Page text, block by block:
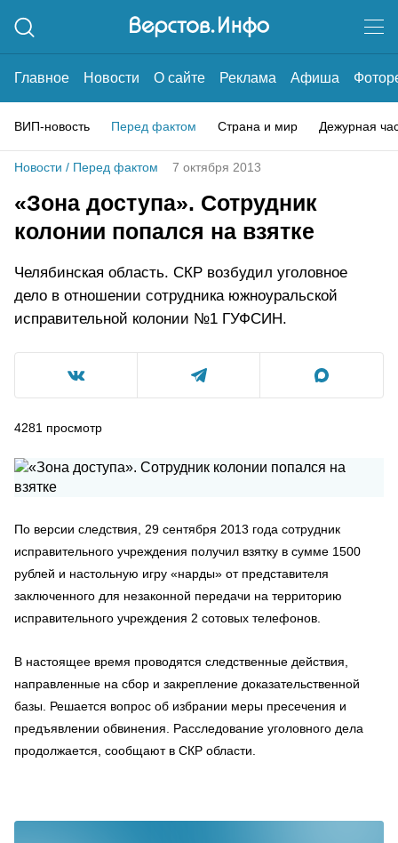
Главное Новости О сайте Реклама Афиша
ВИП-новость Перед фактом Страна и мир Дежурная
Новости / Перед фактом 7 октября 2013
«Зона доступа». Сотрудник
колонии попался на взятке
Челябинская область. СКР возбудил уголовное
дело в отношении сотрудника южноуральской
исправительной колонии №1 ГУФСИН.
4281 просмотр
По версии следствия, 29 сентября 2013 года сотрудник
исправительного учреждения получил взятку в сумме 1500
рублей и настольную игру «нарды» от представителя
заключенного для незаконной передачи на территорию
исправительного учреждения 2 сотовых телефонов.
В настоящее время проводятся следственные действия,
направленные на сбор и закрепление доказательственной
базы. Решается вопрос об избрании меры пресечения и
предъявлении обвинения. Расследование уголовного дела
продолжается, сообщают в СКР области.